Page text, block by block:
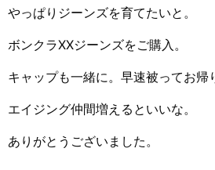
やっぱりジーンズを育てたいと。
ボンクラXXジーンズをご購入。
キャップも一緒に。早速被ってお帰
エイジング仲間増えるといいな。
ありがとうございました。